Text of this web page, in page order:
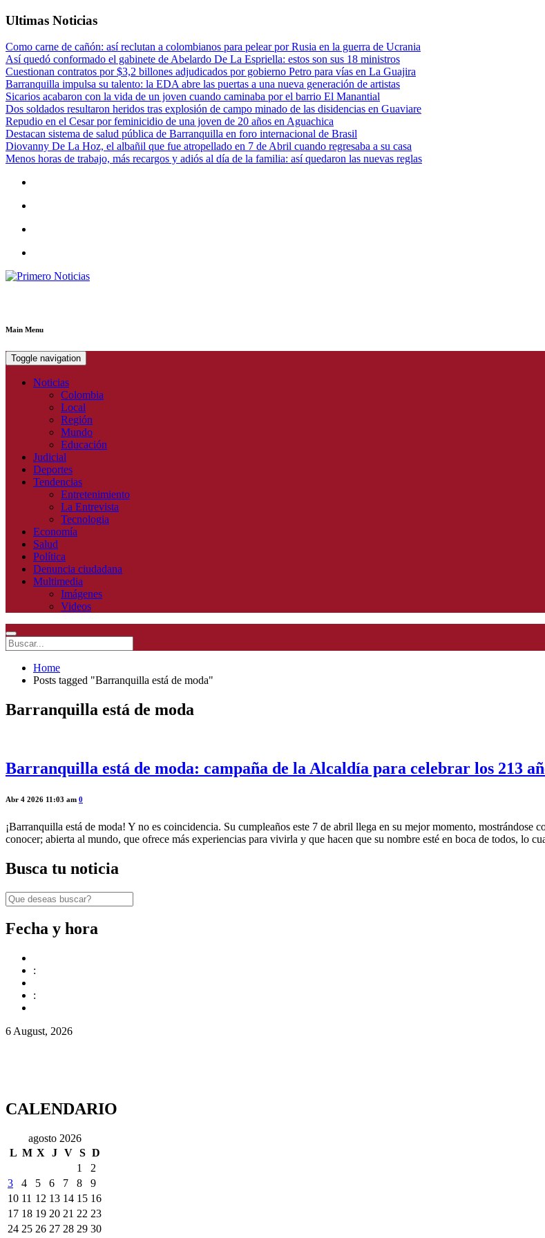
Ultimas Noticias
Como carne de cañón: así reclutan a colombianos para pelear por Rusia en la guerra de Ucrania
Así quedó conformado el gabinete de Abelardo De La Espriella: estos son sus 18 ministros
Cuestionan contratos por $3,2 billones adjudicados por gobierno Petro para vías en La Guajira
Barranquilla impulsa su talento: la EDA abre las puertas a una nueva generación de artistas
Sicarios acabaron con la vida de un joven cuando caminaba por el barrio El Manantial
Dos soldados resultaron heridos tras explosión de campo minado de las disidencias en Guaviare
Repudio en el Cesar por feminicidio de una joven de 20 años en Aguachica
Destacan sistema de salud pública de Barranquilla en foro internacional de Brasil
Diovanny De La Hoz, el albañil que fue atropellado en 7 de Abril cuando regresaba a su casa
Menos horas de trabajo, más recargos y adiós al día de la familia: así quedaron las nuevas reglas
Main Menu
Toggle navigation
Noticias
Colombia
Local
Región
Mundo
Educación
Judicial
Deportes
Tendencias
Entretenimiento
La Entrevista
Tecnologia
Economía
Salud
Política
Denuncia ciudadana
Multimedia
Imágenes
Videos
Home
Posts tagged "Barranquilla está de moda"
Barranquilla está de moda
Barranquilla está de moda: campaña de la Alcaldía para celebrar los 213
Abr 4 2026 11:03 am 0
¡Barranquilla está de moda! Y no es coincidencia. Su cumpleaños este 7 de abril llega en su mejor momento, mostrándose
conocer; abierta al mundo, que ofrece más experiencias para vivirla y que hacen que su nombre esté en boca de todos, lo
Busca tu noticia
Fecha y hora
:
:
6 August, 2026
CALENDARIO
agosto 2026
L M X J V S D
1
2
3
4 5 6 7 8
9
10 11 12 13 14 15 16
17 18 19 20 21 22 23
24 25 26 27 28 29 30